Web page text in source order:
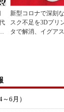
新型コロナで深刻
スク不足を3Dプリ
タで解消、イグア
6月）